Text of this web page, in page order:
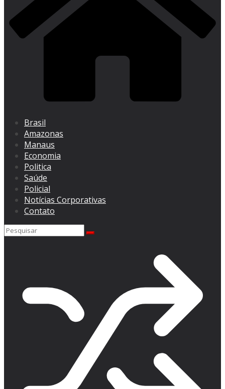
Brasil
Amazonas
Manaus
Economia
Politica
Saúde
Policial
Notícias Corporativas
Contato